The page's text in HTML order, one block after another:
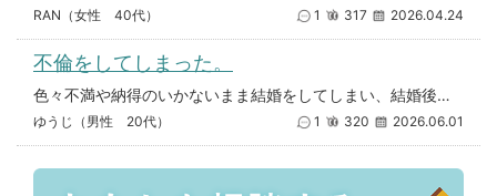
RAN（女性 40代） 1 317 2026.04.24
不倫をしてしまった。
色々不満や納得のいかないまま結婚をしてしまい、結婚後にもマッチングアプリをしていて、結婚3ヶ月後に1人の女性とお付き合い
ゆうじ（男性 20代） 1 320 2026.06.01